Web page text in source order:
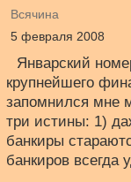
Всячина
5 февраля 2008
Январский
крупнейшего
запомнился мне
три истины: 1)
банкиры
банкиров всегда